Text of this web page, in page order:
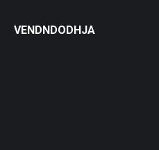
VENDNDODHJA